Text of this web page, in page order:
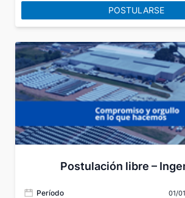
POSTULARSE
Postulación libre –
Período 01/